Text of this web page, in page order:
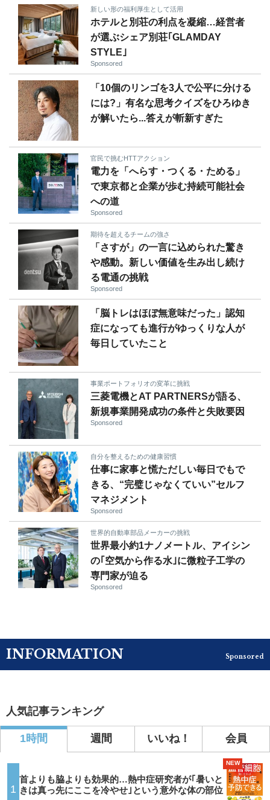
新しい形の福利厚生として活用
ホテルと別荘の利点を凝縮…経営者
が選ぶシェア別荘｢GLAMDAY
STYLE｣
Sponsored
「10個のリンゴを3人で公平に分ける
には?」有名な思考クイズをひろゆき
が解いたら...答えが斬新すぎた
官民で挑むHTTアクション
電力を「へらす・つくる・ためる」
で東京都と企業が歩む持続可能社会
への道
Sponsored
期待を超えるチームの強さ
「さすが」の一言に込められた驚き
や感動。新しい価値を生み出し続け
る電通の挑戦
Sponsored
「脳トレはほぼ無意味だった」認知
症になっても進行がゆっくりな人が
毎日していたこと
事業ポートフォリオの変革に挑戦
三菱電機とAT PARTNERSが語る、
新規事業開発成功の条件と失敗要因
Sponsored
自分を整えるための健康習慣
仕事に家事と慌ただしい毎日でもで
きる、“完璧じゃなくていい”セルフ
マネジメント
Sponsored
世界的自動車部品メーカーの挑戦
世界最小約1ナノメートル、アイシン
の｢空気から作る水｣に微粒子工学の
専門家が迫る
Sponsored
INFORMATION Sponsored
人気記事ランキング
1時間 週間 いいね！ 会員
1
首よりも脇よりも効果的…熱中症研究者が｢暑いと
きは真っ先にここを冷やせ｣という意外な体の部位
NEW